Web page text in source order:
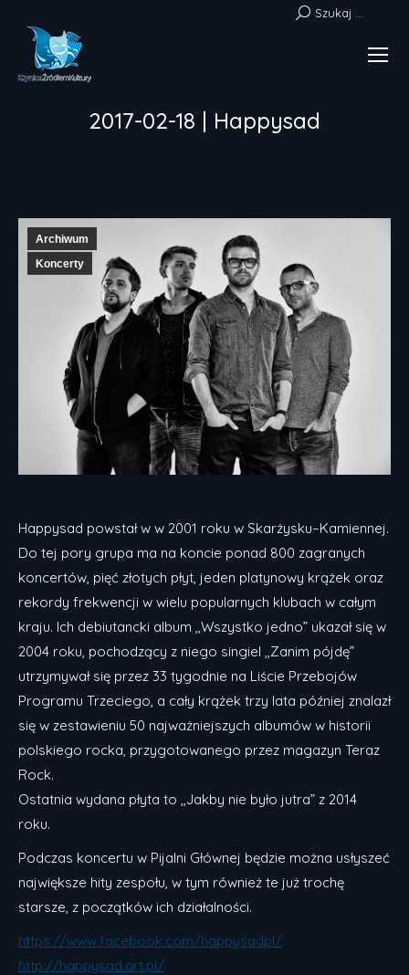
Szukaj:Szukaj ...
2017-02-18 | Happysad
Archiwum
Koncerty
Happysad powstał w w 2001 roku w Skarżysku–Kamiennej.
Do tej pory grupa ma na koncie ponad 800 zagranych
koncertów, pięć złotych płyt, jeden platynowy krążek oraz
rekordy frekwencji w wielu popularnych klubach w całym
kraju. Ich debiutancki album ,,Wszystko jedno” ukazał się w
2004 roku, pochodzący z niego singiel ,,Zanim pójdę”
utrzymywał się przez 33 tygodnie na Liście Przebojów
Programu Trzeciego, a cały krążek trzy lata później znalazł
się w zestawieniu 50 najważniejszych albumów w historii
polskiego rocka, przygotowanego przez magazyn Teraz
Rock.
Ostatnia wydana płyta to ,,Jakby nie było jutra” z 2014
roku.
Podczas koncertu w Pijalni Głównej będzie można usłyszeć
największe hity zespołu, w tym również te już trochę
starsze, z początków ich działalności.
https://www.facebook.com/happysadpl/
http://happysad.art.pl/